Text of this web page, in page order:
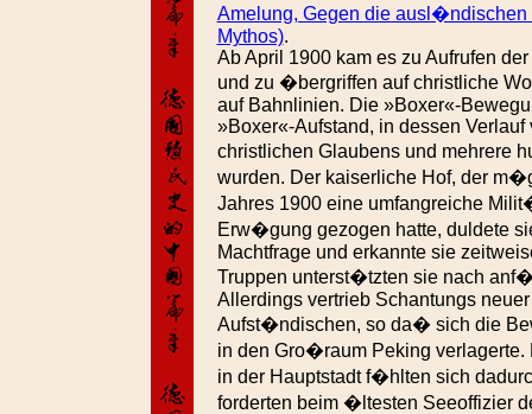
Amelung, Gegen die ausl�ndischen
Mythos).
Ab April 1900 kam es zu Aufrufen
und zu �bergriffen auf christliche
auf Bahnlinien. Die »Boxer«-
»Boxer«-Aufstand, in dessen
christlichen Glaubens und mehrere
wurden. Der kaiserliche Hof, der
Jahres 1900 eine umfangreiche
Erw�gung gezogen hatte, duldete
Machtfrage und erkannte sie
Truppen unterst�tzten sie nach
Allerdings vertrieb Schantungs
Aufst�ndischen, so da� sich die
in den Gro�raum Peking
in der Hauptstadt f�hlten sich
forderten beim �ltesten Seeoffizier